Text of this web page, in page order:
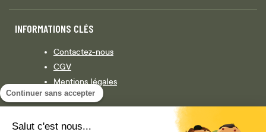
Continuer sans accepter
Salut c'est nous...
INFORMATIONS CLÉS
Contactez-nous
CGV
Mentions légales
Législation